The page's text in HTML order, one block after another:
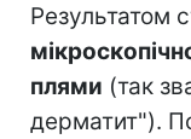
Результатом
плями (так
дерматит").